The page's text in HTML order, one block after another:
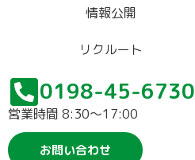
情報公開
リクルート
0198-45-6730
営業時間 8:30〜17:00
お問い合わせ